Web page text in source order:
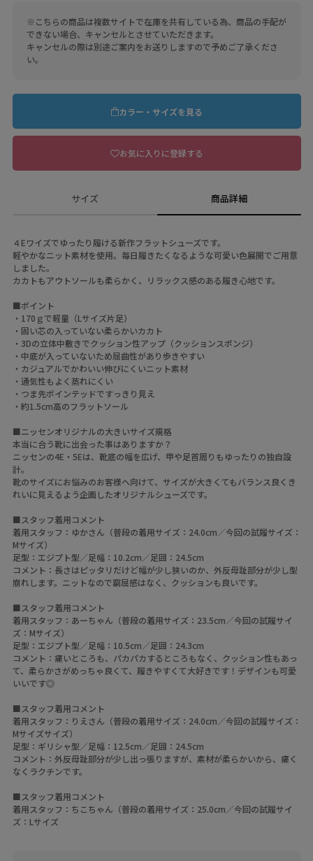
※こちらの商品は複数サイトで在庫を共有している為、商品の手配が
できない場合、キャンセルとさせていただきます。
キャンセルの際は別途ご案内をお送りしますので予めご了承くださ
い。
カラー・サイズを見る
お気に入りに登録する
サイズ 商品詳細
４Eワイズでゆったり履ける新作フラットシューズです。
軽やかなニット素材を使用。毎日履きたくなるような可愛い色展開でご用意
しました。
カカトもアウトソールも柔らかく、リラックス感のある履き心地です。
■ポイント
・170ｇで軽量（Lサイズ片足）
・固い芯の入っていない柔らかいカカト
・3Dの立体中敷きでクッション性アップ（クッションスポンジ）
・中底が入っていないため屈曲性があり歩きやすい
・カジュアルでかわいい伸びにくいニット素材
・通気性もよく蒸れにくい
・つま先ポインテッドですっきり見え
・約1.5cm高のフラットソール
■ニッセンオリジナルの大きいサイズ規格
本当に合う靴に出会った事はありますか？
ニッセンの4E・5Eは、靴底の幅を広げ、甲や足首周りもゆったりの独自設
計。
靴のサイズにお悩みのお客様へ向けて、サイズが大きくてもバランス良くき
れいに見えるよう企画したオリジナルシューズです。
■スタッフ着用コメント
着用スタッフ：ゆかさん（普段の着用サイズ：24.0cm／今回の試履サイズ：
Mサイズ）
足型：エジプト型／足幅：10.2cm／足囲：24.5cm
コメント：長さはピッタリだけど幅が少し狭いのか、外反母趾部分が少し型
崩れします。ニットなので窮屈感はなく、クッションも良いです。
■スタッフ着用コメント
着用スタッフ：あーちゃん（普段の着用サイズ：23.5cm／今回の試履サイ
ズ：Mサイズ）
足型：エジプト型／足幅：10.5cm／足囲：24.3cm
コメント：痛いところも、パカパカするところもなく、クッション性もあっ
て、柔らかさがめっちゃ良くて、履きやすくて大好きです！デザインも可愛
いいです◎
■スタッフ着用コメント
着用スタッフ：りえさん（普段の着用サイズ：24.0cm／今回の試履サイズ：
Mサイズサイズ）
足型：ギリシャ型／足幅：12.5cm／足囲：24.5cm
コメント：外反母趾部分が少し出っ張りますが、素材が柔らかいから、痛く
なくラクチンです。
■スタッフ着用コメント
着用スタッフ：ちこちゃん（普段の着用サイズ：25.0cm／今回の試履サイ
ズ：Lサイズ